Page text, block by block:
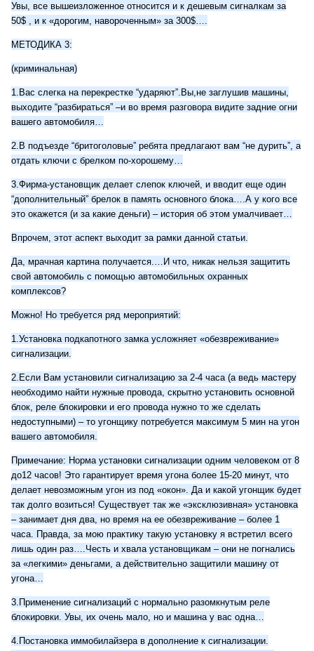
Увы, все вышеизложенное относится и к дешевым сигналкам за
50$ , и к «дорогим, навороченным» за 300$….
МЕТОДИКА 3:
(криминальная)
1.Вас слегка на перекрестке “ударяют”.Вы,не заглушив машины,
выходите “разбираться” –и во время разговора видите задние огни
вашего автомобиля…
2.В подъезде “бритоголовые” ребята предлагают вам “не дурить”, а
отдать ключи с брелком по-хорошему…
3.Фирма-установщик делает слепок ключей, и вводит еще один
“дополнительный” брелок в память основного блока….А у кого все
это окажется (и за какие деньги) – история об этом умалчивает…
Впрочем, этот аспект выходит за рамки данной статьи.
Да, мрачная картина получается.…И что, никак нельзя защитить
свой автомобиль с помощью автомобильных охранных
комплексов?
Можно! Но требуется ряд мероприятий:
1.Установка подкапотного замка усложняет «обезвреживание»
сигнализации.
2.Если Вам установили сигнализацию за 2-4 часа (а ведь мастеру
необходимо найти нужные провода, скрытно установить основной
блок, реле блокировки и его провода нужно то же сделать
недоступными) – то угонщику потребуется максимум 5 мин на угон
вашего автомобиля.
Примечание: Норма установки сигнализации одним человеком от 8
до12 часов! Это гарантирует время угона более 15-20 минут, что
делает невозможным угон из под «окон». Да и какой угонщик будет
так долго возиться! Существует так же «эксклюзивная» установка
– занимает дня два, но время на ее обезвреживание – более 1
часа. Правда, за мою практику такую установку я встретил всего
лишь один раз….Честь и хвала установщикам – они не погнались
за «легкими» деньгами, а действительно защитили машину от
угона…
3.Применение сигнализаций с нормально разомкнутым реле
блокировки. Увы, их очень мало, но и машина у вас одна…
4.Постановка иммобилайзера в дополнение к сигнализации.